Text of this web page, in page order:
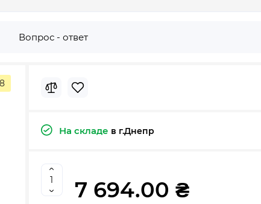
Вопрос - ответ
На складе в г.Днепр
7 694.00 ₴